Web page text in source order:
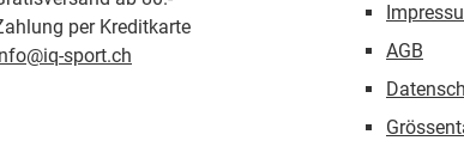
per Kreditkarte
sport.ch
AGB